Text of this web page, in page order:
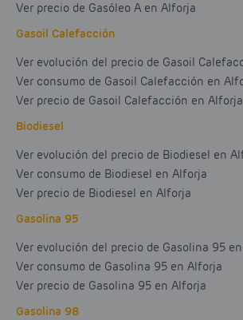
Ver precio de Gasóleo A en Alforja
Gasoil Calefacción
Ver evolución del precio de Gasoil
Ver consumo de Gasoil Calefacción en
Ver precio de Gasoil Calefacción en Alforja
Biodiesel
Ver evolución del precio de Biodiesel en
Ver consumo de Biodiesel en Alforja
Ver precio de Biodiesel en Alforja
Gasolina 95
Ver evolución del precio de Gasolina 95
Ver consumo de Gasolina 95 en Alforja
Ver precio de Gasolina 95 en Alforja
Gasolina 98